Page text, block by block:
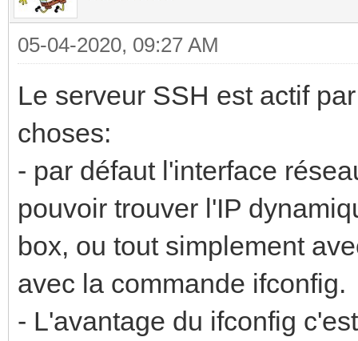
05-04-2020, 09:27 AM
Le serveur SSH est actif
choses:
- par défaut l'interface
pouvoir trouver l'IP
box, ou tout simplement
avec la commande ifconfig.
- L'avantage du ifconfig